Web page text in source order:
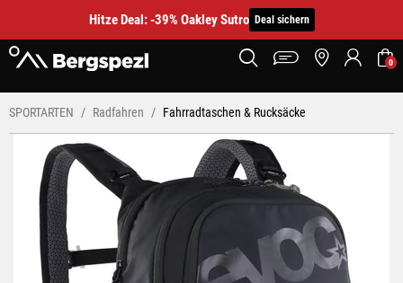
Hitze Deal: -39% Oakley Sutro Deal sichern
0
SPORTARTEN Radfahren Fahrradtaschen & Rucksäcke